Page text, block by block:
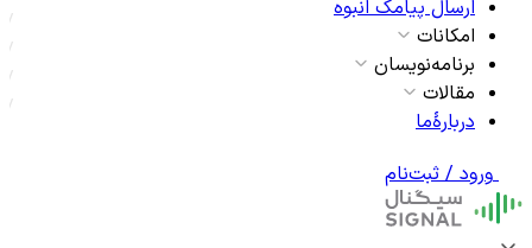
ارسال پیامک انبوه
امکانات
برنامه‌نویسان
مقالات
دربارۀما
ورود / ثبت‌نام